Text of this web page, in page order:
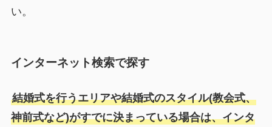
い。
インターネット検索で探す
結婚式を行うエリアや結婚式のスタイル(教会式、
神前式など)がすでに決まっている場合は、インタ